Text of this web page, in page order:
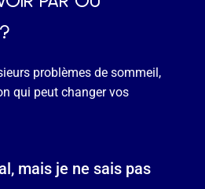
problèmes de sommeil,
qui peut changer vos
mais je ne sais pas